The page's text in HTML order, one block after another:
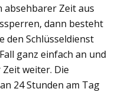
absehbarer Zeit aus
dann besteht
den Schlüsseldienst
ganz einfach an und
weiter. Die
24 Stunden am Tag